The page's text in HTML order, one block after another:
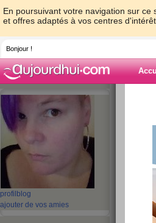
En poursuivant votre navigation sur
et offres adaptés à vos centres d'intérêt.
Bonjour !
profil blog
ajouter de vos amies
c'est pa a